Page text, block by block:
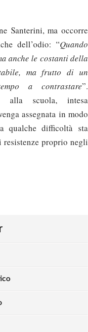
Santerini, ma occorre
dell’odio: “Quando
anche le costanti della
ma frutto di un
a contrastare”.
alla scuola, intesa
assegnata in modo
qualche difficoltà sta
proprio negli